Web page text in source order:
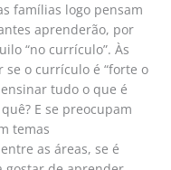
famílias logo pensam
aprenderão, por
“no currículo”. Às
se o currículo é “forte o
tudo o que é
E se preocupam
temas
as áreas, se é